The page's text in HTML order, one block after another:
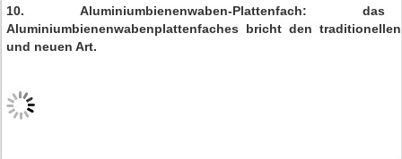
10. Aluminiumbienenwaben-Plattenfach:
Aluminiumbienenwabenplattenfaches bricht den
und neuen Art.